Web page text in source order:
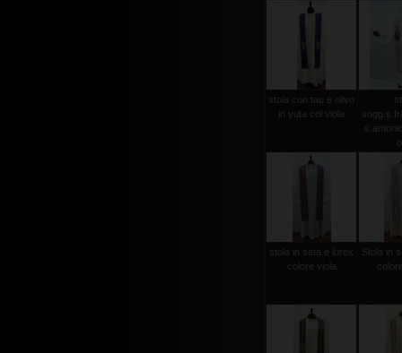
stola con tau e olivo
in yuta col viola
stola in seta e lurex
colore viola
Stola in